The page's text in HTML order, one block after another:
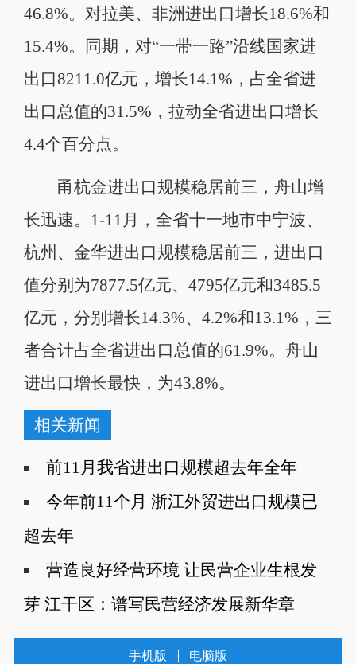
46.8%。对拉美、非洲进出口增长18.6%和
15.4%。同期，对“一带一路”沿线国家进
出口8211.0亿元，增长14.1%，占全省进
出口总值的31.5%，拉动全省进出口增长
4.4个百分点。
甬杭金进出口规模稳居前三，舟山增
长迅速。1-11月，全省十一地市中宁波、
杭州、金华进出口规模稳居前三，进出口
值分别为7877.5亿元、4795亿元和3485.5
亿元，分别增长14.3%、4.2%和13.1%，三
者合计占全省进出口总值的61.9%。舟山
进出口增长最快，为43.8%。
相关新闻
前11月我省进出口规模超去年全年
今年前11个月 浙江外贸进出口规模已
超去年
营造良好经营环境 让民营企业生根发
芽 江干区：谱写民营经济发展新华章
手机版 电脑版